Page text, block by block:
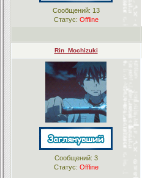
Сообщений: 13
Статус: Offline
Rin_Mochizuki
Сообщений: 3
Статус: Offline